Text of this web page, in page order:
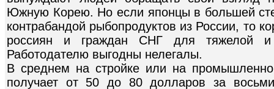
Южную Корею. Но если японцы в большей
контрабандой рыбопродуктов из России, то
россиян и граждан СНГ для тяжелой и
Работодателю выгодны нелегалы.
В среднем на стройке или на
получает от 50 до 80 долларов за